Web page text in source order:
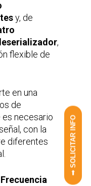
y, de
,
flexible de
en una
de
es necesario
con la
diferentes
➟ SOLICITAR INFO